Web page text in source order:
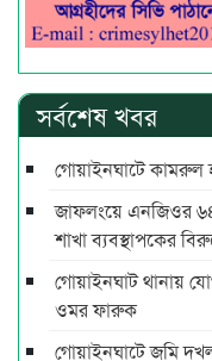
সর্বশেষ খবর
গোয়াইনঘাটে কামরুল
জাফলংয়ে এনজিওর
শাখা ব্যবস্থাপকের
গোয়াইনঘাট থানায়
ওমর ফারুক
গোয়াইনঘাটে জমি